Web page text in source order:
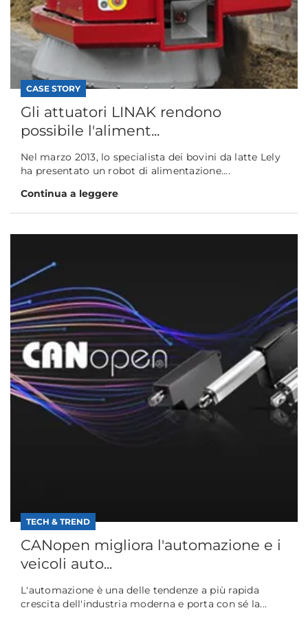
CASE STORY
Gli attuatori LINAK rendono
possibile l'aliment...
Nel marzo 2013, lo specialista dei bovini da latte Lely
ha presentato un robot di alimentazione....
Continua a leggere
TECH & TREND
CANopen migliora l'automazione e i
veicoli auto...
L'automazione è una delle tendenze a più rapida
crescita dell'industria moderna e porta con sé la...